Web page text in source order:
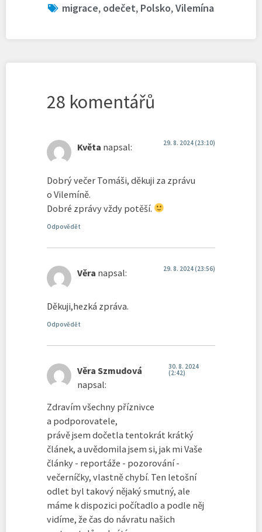
migrace, odečet, Polsko,Vilemína
28 komentářů
Květa napsal: 29. 8. 2024 (23:10)
Dobrý večer Tomáši, děkuji za zprávu
o Vilemíně.
Dobré zprávy vždy potěší.
Odpovědět
Věra napsal: 29. 8. 2024 (23:56)
Děkuji,hezká zpráva.
Odpovědět
Věra Szmudová
napsal:
30. 8. 2024
(2:42)
Zdravím všechny příznivce
a podporovatele,
právě jsem dočetla tentokrát krátký
článek, a uvědomila jsem si, jak mi Vaše
články - reportáže - pozorování -
večerníčky, vlastně chybí. Ten letošní
odlet byl takový nějaký smutný, ale
máme k dispozici počítadlo a podle něj
vidíme, že čas do návratu našich